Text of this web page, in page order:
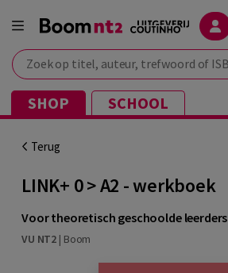
Zoek op titel, auteur, trefwoord of ISBN
SHOP SCHOOL
Terug
LINK+ 0 > A2 - werkboek
Voor theoretisch geschoolde leerders
VU NT2 | Boom